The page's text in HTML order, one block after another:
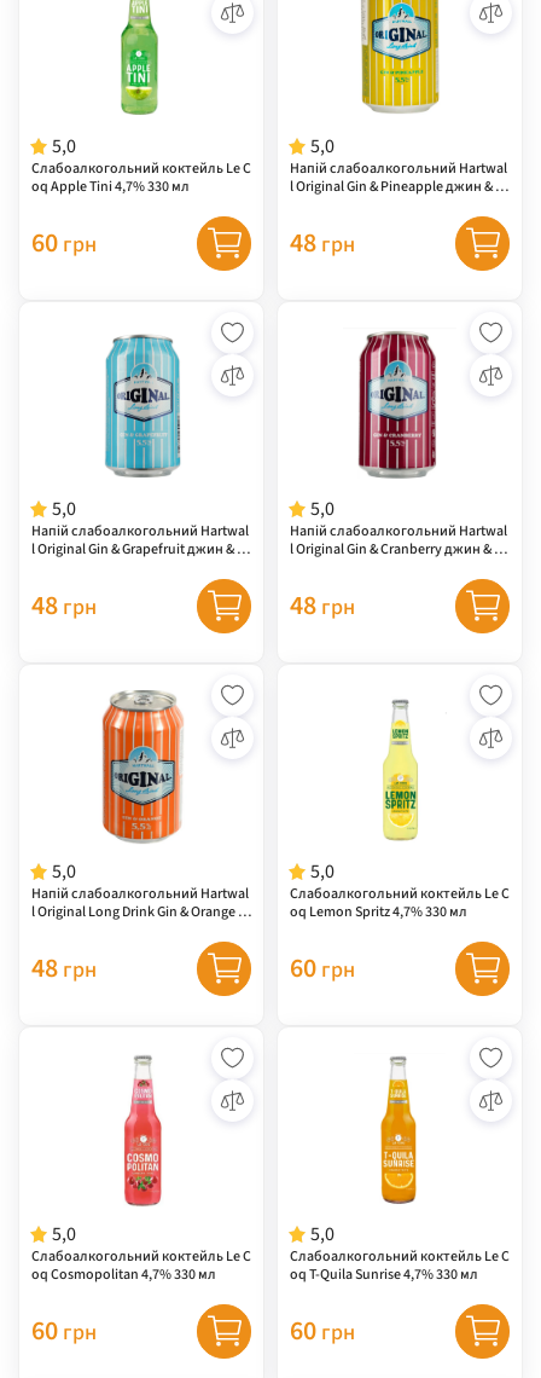
5,0
Слабоалкогольний коктейль Le C
oq Apple Tini 4,7% 330 мл
60 грн
5,0
Напій слабоалкогольний Hartwal
l Original Gin & Pineapple джин & а
48 грн
5,0
Напій слабоалкогольний Hartwal
l Original Gin & Grapefruit джин & гр
48 грн
5,0
Напій слабоалкогольний Hartwal
l Original Gin & Сranberry джин & ж
48 грн
5,0
Напій слабоалкогольний Hartwal
l Original Long Drink Gin & Orange Д
48 грн
5,0
Слабоалкогольний коктейль Le C
oq Lemon Spritz 4,7% 330 мл
60 грн
5,0
Слабоалкогольний коктейль Le C
oq Cosmopolitan 4,7% 330 мл
60 грн
5,0
Слабоалкогольний коктейль Le C
oq T-Quila Sunrise 4,7% 330 мл
60 грн